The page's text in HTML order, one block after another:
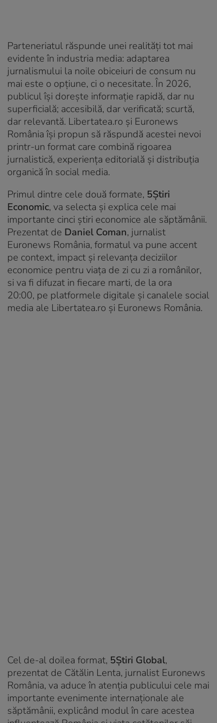
Parteneriatul răspunde unei realități tot mai
evidente în industria media: adaptarea
jurnalismului la noile obiceiuri de consum nu
mai este o opțiune, ci o necesitate. În 2026,
publicul își dorește informație rapidă, dar nu
superficială; accesibilă, dar verificată; scurtă,
dar relevantă. Libertatea.ro și Euronews
România își propun să răspundă acestei nevoi
printr-un format care combină rigoarea
jurnalistică, experiența editorială și distribuția
organică în social media.
Primul dintre cele două formate, 5Știri
Economic, va selecta și explica cele mai
importante cinci știri economice ale săptămânii.
Prezentat de Daniel Coman, jurnalist
Euronews România, formatul va pune accent
pe context, impact și relevanța deciziilor
economice pentru viața de zi cu zi a românilor,
si va fi difuzat in fiecare marti, de la ora
20:00, pe platformele digitale și canalele social
media ale Libertatea.ro și Euronews România.
Cel de-al doilea format, 5Știri Global,
prezentat de Cătălin Lenta, jurnalist Euronews
România, va aduce în atenția publicului cele mai
importante evenimente internaționale ale
săptămânii, explicând modul în care acestea